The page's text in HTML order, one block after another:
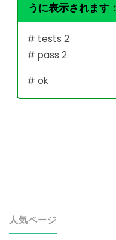
うに表示されます：
# tests 2
# pass 2
# ok
人気ページ